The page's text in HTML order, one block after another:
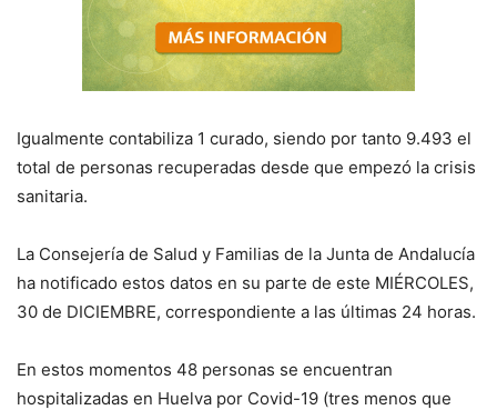
Igualmente contabiliza 1 curado, siendo por tanto 9.493 el
total de personas recuperadas desde que empezó la crisis
sanitaria.
La Consejería de Salud y Familias de la Junta de Andalucía
ha notificado estos datos en su parte de este MIÉRCOLES,
30 de DICIEMBRE, correspondiente a las últimas 24 horas.
En estos momentos 48 personas se encuentran
hospitalizadas en Huelva por Covid-19 (tres menos que